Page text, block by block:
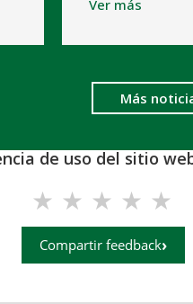
Ver más
Más
de uso del sitio